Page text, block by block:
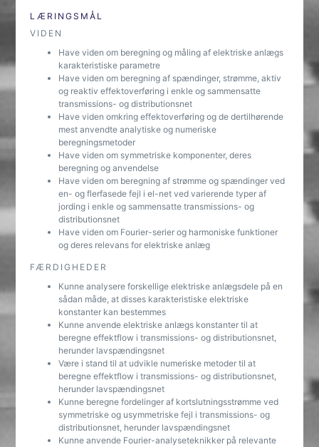
LÆRINGSMÅL
VIDEN
Have viden om beregning og måling af elektriske anlægs
karakteristiske parametre
Have viden om beregning af spændinger, strømme, aktiv
og reaktiv effektoverføring i enkle og sammensatte
transmissions- og distributionsnet
Have viden omkring effektoverføring og de dertilhørende
mest anvendte analytiske og numeriske
beregningsmetoder
Have viden om symmetriske komponenter, deres
beregning og anvendelse
Have viden om beregning af strømme og spændinger ved
en- og flerfasede fejl i el-net ved varierende typer af
jording i enkle og sammensatte transmissions- og
distributionsnet
Have viden om Fourier-serier og harmoniske funktioner
og deres relevans for elektriske anlæg
FÆRDIGHEDER
Kunne analysere forskellige elektriske anlægsdele på en
sådan måde, at disses karakteristiske elektriske
konstanter kan bestemmes
Kunne anvende elektriske anlægs konstanter til at
beregne effektflow i transmissions- og distributionsnet,
herunder lavspændingsnet
Være i stand til at udvikle numeriske metoder til at
beregne effektflow i transmissions- og distributionsnet,
herunder lavspændingsnet
Kunne beregne fordelinger af kortslutningsstrømme ved
symmetriske og usymmetriske fejl i transmissions- og
distributionsnet, herunder lavspændingsnet
Kunne anvende Fourier-analyseteknikker på relevante